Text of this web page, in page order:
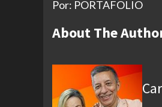
Por: PORTAFOLIO
About The